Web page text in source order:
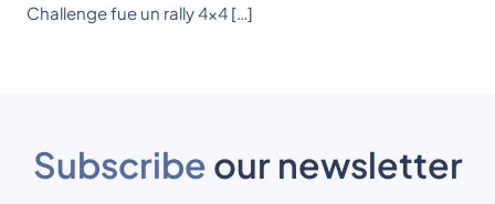
Challenge fue un rally 4x4 […]
Subscribe our newsletter